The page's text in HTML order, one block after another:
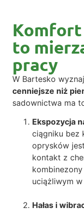
to
pracy
W Bartesko
cenniejsze niż
sadownictwa ma
Ekspozycja
ciągniku bez
oprysków
kontakt z
uciążliwym
Hałas i